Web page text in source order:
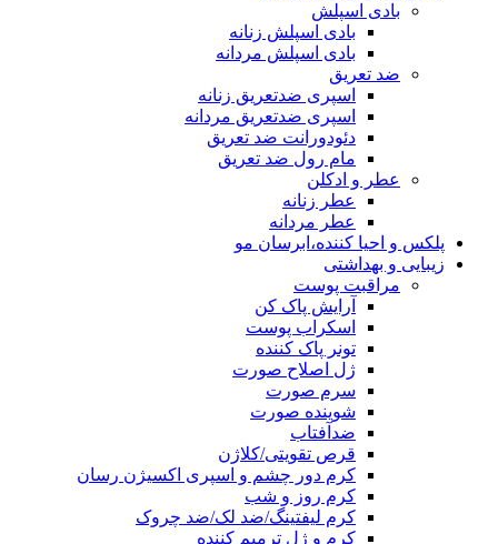
بادی اسپلش
بادی اسپلش زنانه
بادی اسپلش مردانه
ضد تعریق
اسپری ضدتعریق زنانه
اسپری ضدتعریق مردانه
دئودورانت ضد تعریق
مام رول ضد تعریق
عطر و ادکلن
عطر زنانه
عطر مردانه
پلکس و احیا کننده،ابرسان مو
زیبایی و بهداشتی
مراقبت پوست
آرایش پاک کن
اسکراب پوست
تونر پاک کننده
ژل اصلاح صورت
سرم صورت
شوینده صورت
ضدآفتاب
قرص تقویتی/کلاژن
کرم دور چشم و اسپری اکسیژن رسان
کرم روز و شب
کرم لیفتینگ/ضد لک/ضد چروک
کرم و ژل ترمیم کننده